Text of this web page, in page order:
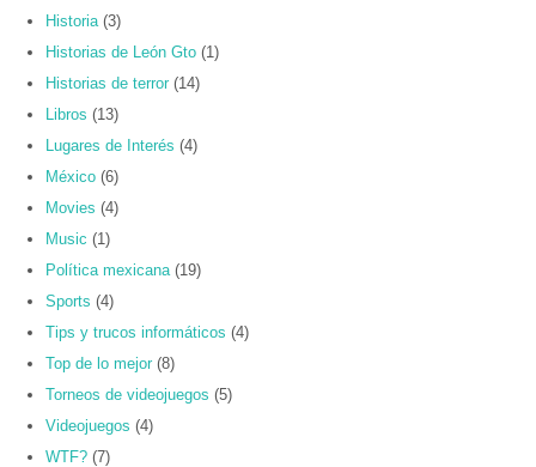
Historia (3)
Historias de León Gto (1)
Historias de terror (14)
Libros (13)
Lugares de Interés (4)
México (6)
Movies (4)
Music (1)
Política mexicana (19)
Sports (4)
Tips y trucos informáticos (4)
Top de lo mejor (8)
Torneos de videojuegos (5)
Videojuegos (4)
WTF? (7)